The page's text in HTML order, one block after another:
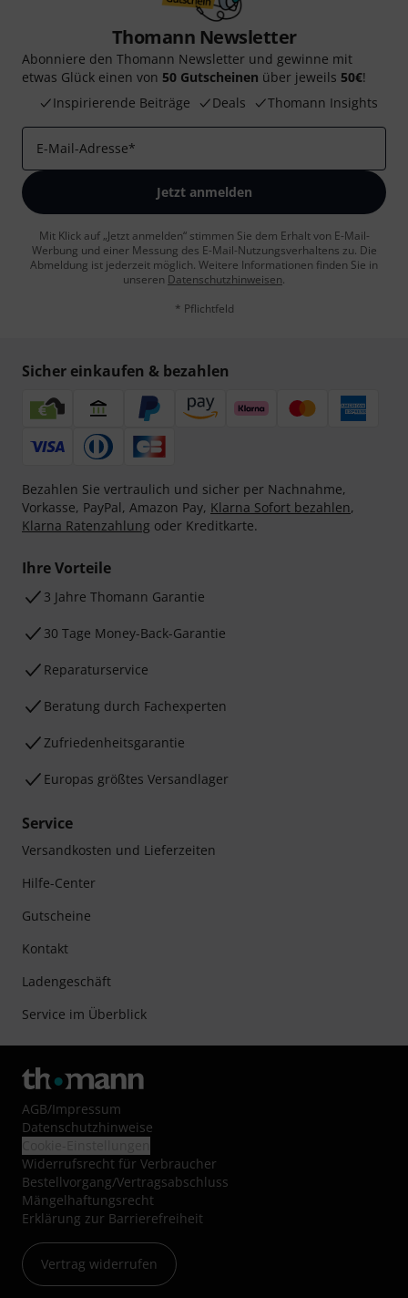
Thomann Newsletter
Abonniere den Thomann Newsletter und gewinne mit
etwas Glück einen von 50 Gutscheinen über jeweils 50€!
Inspirierende Beiträge
Deals Thomann Insights
E-Mail-Adresse*
Jetzt anmelden
Mit Klick auf „Jetzt anmelden“ stimmen Sie dem Erhalt von E-Mail-
Werbung und einer Messung des E-Mail-Nutzungsverhaltens zu. Die
Abmeldung ist jederzeit möglich. Weitere Informationen finden Sie in
unseren Datenschutzhinweisen.
* Pflichtfeld
Sicher einkaufen & bezahlen
Bezahlen Sie vertraulich und sicher per Nachnahme,
Vorkasse, PayPal, Amazon Pay, Klarna Sofort bezahlen,
Klarna Ratenzahlung oder Kreditkarte.
Ihre Vorteile
3 Jahre Thomann Garantie
30 Tage Money-Back-Garantie
Reparaturservice
Beratung durch Fachexperten
Zufriedenheitsgarantie
Europas größtes Versandlager
Service
Versandkosten und Lieferzeiten
Hilfe-Center
Gutscheine
Kontakt
Ladengeschäft
Service im Überblick
AGB/Impressum
Datenschutzhinweise
Widerrufsrecht für Verbraucher
Bestellvorgang/Vertragsabschluss
Mängelhaftungsrecht
Erklärung zur Barrierefreiheit
Vertrag widerrufen